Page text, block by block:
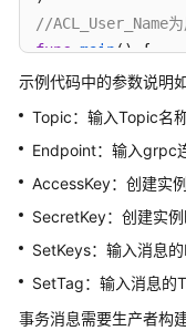
务
息
送
定
时
息
Python（TCP
//ACL_User_Name
func main() {
    os.Setenv(
producer,
        },
    },
示例代码中的参数说明
Topic：输入Topic名称
Endpoint：输入grpc
AccessKey：创建实
SecretKey：创建实例
SetKeys：输入消息的
SetTag：输入消息的
事务消息需要生产者构